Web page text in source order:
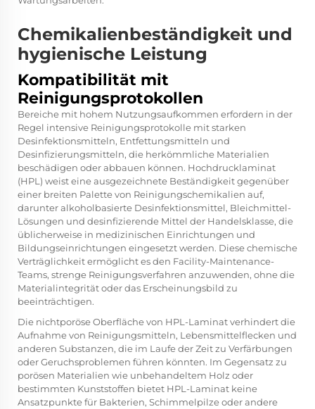
Chemikalienbeständigkeit und
hygienische Leistung
Kompatibilität mit
Reinigungsprotokollen
Bereiche mit hohem Nutzungsaufkommen erfordern in der
Regel intensive Reinigungsprotokolle mit starken
Desinfektionsmitteln, Entfettungsmitteln und
Desinfizierungsmitteln, die herkömmliche Materialien
beschädigen oder abbauen können. Hochdrucklaminat
(HPL) weist eine ausgezeichnete Beständigkeit gegenüber
einer breiten Palette von Reinigungschemikalien auf,
darunter alkoholbasierte Desinfektionsmittel, Bleichmittel-
Lösungen und desinfizierende Mittel der Handelsklasse, die
üblicherweise in medizinischen Einrichtungen und
Bildungseinrichtungen eingesetzt werden. Diese chemische
Verträglichkeit ermöglicht es den Facility-Maintenance-
Teams, strenge Reinigungsverfahren anzuwenden, ohne die
Materialintegrität oder das Erscheinungsbild zu
beeinträchtigen.
Die nichtporöse Oberfläche von HPL-Laminat verhindert die
Aufnahme von Reinigungsmitteln, Lebensmittelflecken und
anderen Substanzen, die im Laufe der Zeit zu Verfärbungen
oder Geruchsproblemen führen könnten. Im Gegensatz zu
porösen Materialien wie unbehandeltem Holz oder
bestimmten Kunststoffen bietet HPL-Laminat keine
Ansatzpunkte für Bakterien, Schimmelpilze oder andere